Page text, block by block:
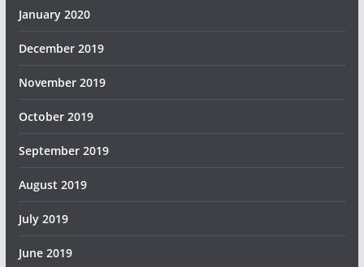
January 2020
December 2019
November 2019
October 2019
September 2019
August 2019
July 2019
June 2019